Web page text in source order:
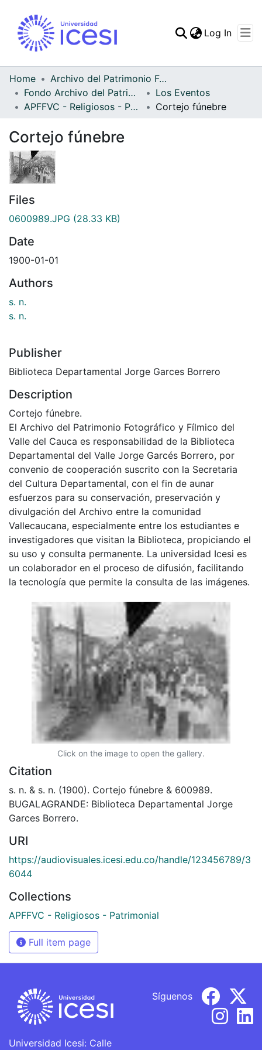
Statistics
Log In
Home
Archivo del Patrimonio Fotográfico y Fílmico del Valle del Cauca
Fondo Archivo del Patrimonio Fotográfico y Fílmico del Valle del Cauca
Los Eventos
APFFVC - Religiosos - Patrimonial
Cortejo fúnebre
Cortejo fúnebre
Files
0600989.JPG (28.33 KB)
Date
1900-01-01
Authors
s. n.
s. n.
Publisher
Biblioteca Departamental Jorge Garces Borrero
Description
Cortejo fúnebre.
El Archivo del Patrimonio Fotográfico y Fílmico del
Valle del Cauca es responsabilidad de la Biblioteca
Departamental del Valle Jorge Garcés Borrero, por
convenio de cooperación suscrito con la Secretaria
del Cultura Departamental, con el fin de aunar
esfuerzos para su conservación, preservación y
divulgación del Archivo entre la comunidad
Vallecaucana, especialmente entre los estudiantes e
investigadores que visitan la Biblioteca, propiciando el
su uso y consulta permanente. La universidad Icesi es
un colaborador en el proceso de difusión, facilitando
la tecnología que permite la consulta de las imágenes.
Click on the image to open the gallery.
Citation
s. n. & s. n. (1900). Cortejo fúnebre & 600989.
BUGALAGRANDE: Biblioteca Departamental Jorge
Garces Borrero.
URI
https://audiovisuales.icesi.edu.co/handle/123456789/3
6044
Collections
APFFVC - Religiosos - Patrimonial
Full item page
Universidad Icesi: Calle
Síguenos